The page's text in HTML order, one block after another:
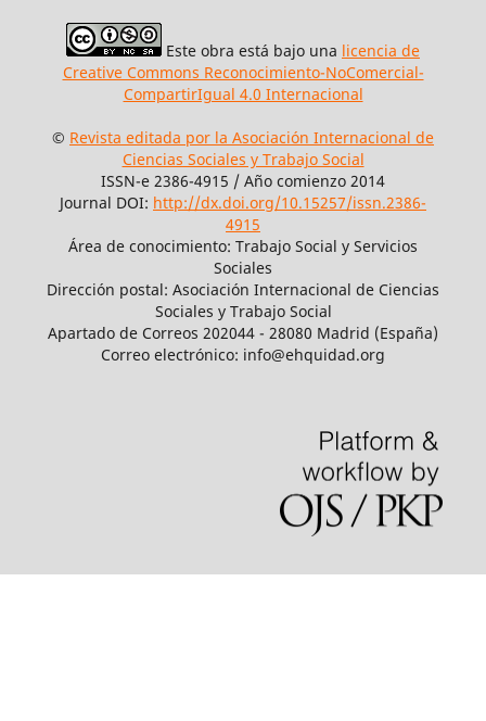
Este obra está bajo una licencia de
Creative Commons Reconocimiento-NoComercial-
CompartirIgual 4.0 Internacional
© Revista editada por la Asociación Internacional de
Ciencias Sociales y Trabajo Social
ISSN-e 2386-4915 / Año comienzo 2014
Journal DOI: http://dx.doi.org/10.15257/issn.2386-
4915
Área de conocimiento: Trabajo Social y Servicios
Sociales
Dirección postal: Asociación Internacional de Ciencias
Sociales y Trabajo Social
Apartado de Correos 202044 - 28080 Madrid (España)
Correo electrónico: info@ehquidad.org